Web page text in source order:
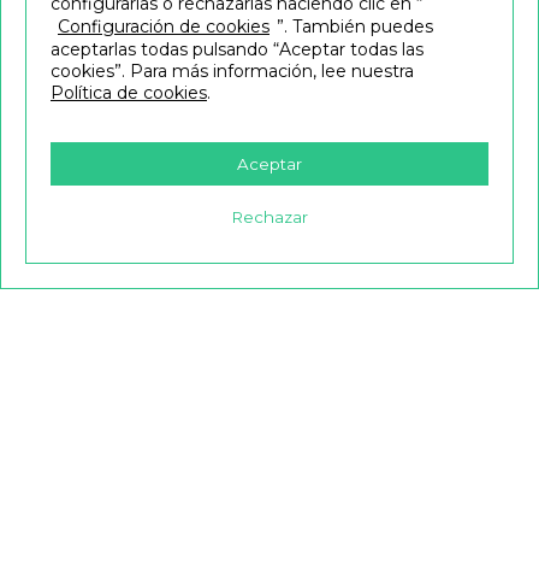
Configuración de cookies ”. También puedes
aceptarlas todas pulsando “Aceptar todas las
cookies”. Para más información, lee nuestra
Política de cookies.
Aceptar
Rechazar